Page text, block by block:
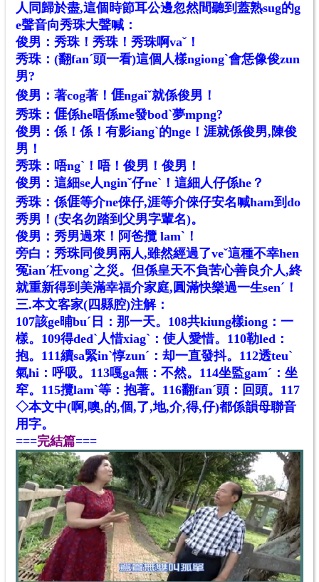
人同歸於盡,這個時節耳公邊忽然間聽到蓋熟sug的g
e聲音向秀珠大聲喊：
俊男：秀珠！秀珠！秀珠啊vaˇ！
秀珠：(翻fanˊ頭一看)這個人樣ngiongˋ會恁像俊zun
男?
俊男：著cog著！𠊎ngaiˇ就係俊男！
秀珠：𠊎係he唔係me發bodˋ夢mpng?
俊男：係！係！有影iangˋ的nge！涯就係俊男,陳俊
男！
秀珠：唔ngˋ！唔！俊男！俊男！
俊男：這細se人nginˇ仔neˋ！這細人仔係he？
秀珠：係𠊎等介ne倈仔,涯等介倈仔安名喊ham到do
秀男！(安名勿踏到父男字輩名)。
俊男：秀男過來！阿爸攬 lamˋ！
旁白：秀珠同俊男兩人,雖然經過了veˇ這種不幸hen
冤ianˊ枉vongˋ之災。但係皇天不負苦心善良介人,終
就重新得到美滿幸福介家庭,圓滿快樂過一生senˊ！
三.本文客家(四縣腔)注解：
107該ge晡buˊ日：那一天。108共kiung樣iong：一
樣。109得dedˋ人惜xiagˋ：使人愛惜。110勒led：
抱。111續sa緊inˋ惇zunˊ：却一直發抖。112透teuˋ
氣hi：呼吸。113嘎ga無：不然。114坐監gamˊ：坐
窂。115攬lamˋ等：抱著。116翻fanˊ頭：回頭。117
◇本文中(啊,噢,的,個,了,地,介,得,仔)都係韻母聯音
用字。
===完結篇===